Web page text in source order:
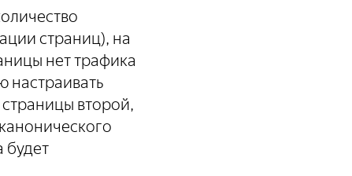
страниц), на
нет трафика
настраивать
второй,
будет